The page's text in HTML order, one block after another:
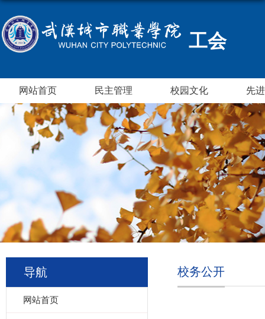
工会
网站首页 民主管理 校园文化 先
导航
网站首页
校务公开